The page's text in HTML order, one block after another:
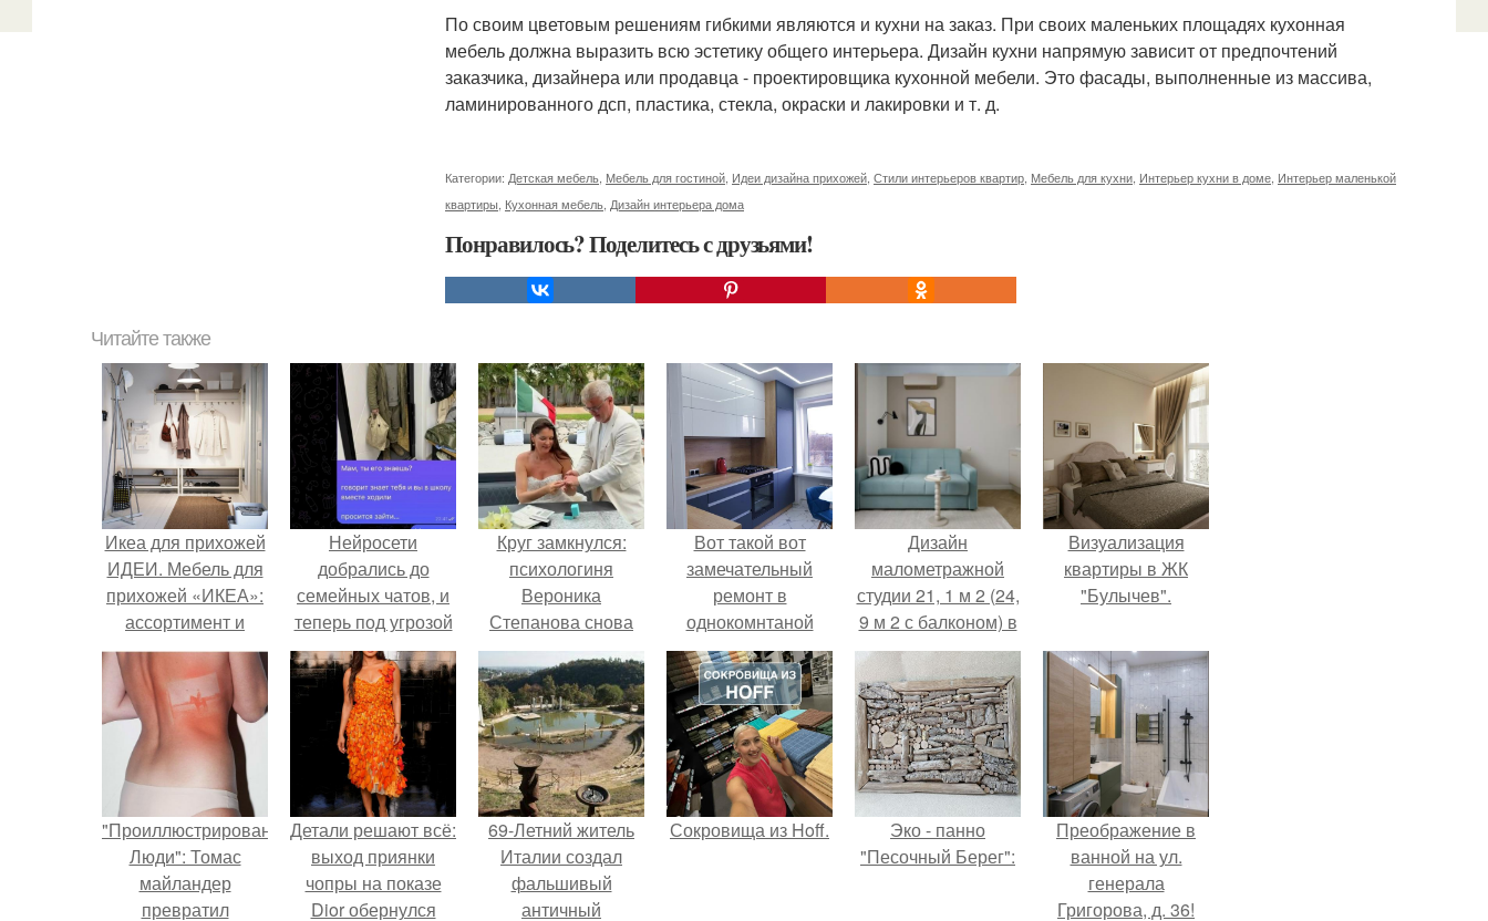
По своим цветовым решениям гибкими являются и кухни на заказ. При своих маленьких площадях кухонная
мебель должна выразить всю эстетику общего интерьера. Дизайн кухни напрямую зависит от предпочтений
заказчика, дизайнера или продавца - проектировщика кухонной мебели. Это фасады, выполненные из массива,
ламинированного дсп, пластика, стекла, окраски и лакировки и т. д.
Категории: Детская мебель Мебель для гостиной Идеи дизайна прихожей Стили интерьеров квартир Мебель для кухни Интерьер кухни в доме Интерьер маленькой
квартиры Кухонная мебель Дизайн интерьера дома
Понравилось? Поделитесь с друзьями!
Читайте также
Икеа для прихожей
ИДЕИ. Мебель для
прихожей «ИКЕА»:
ассортимент и
функциональные
особенности
Нейросети
добрались до
семейных чатов, и
теперь под угрозой
мамины нервы.
Круг замкнулся:
психологиня
Вероника
Степанова снова
вышла замуж за
собственного
бывшего мужа.
Вот такой вот
замечательный
ремонт в
однокомнтаной
квартире нашей
подписчицы.
Дизайн
малометражной
студии 21, 1 м 2 (24,
9 м 2 с балконом) в
Краснодаре.
Визуализация
квартиры в ЖК
"Булычев".
"Проиллюстрированные
Люди": Томас
майландер
превратил
Детали решают всё:
выход приянки
чопры на показе
Dior обернулся
69-Летний житель
Италии создал
фальшивый
античный
Сокровища из Hoff.
Эко - панно
"Песочный Берег":
Преображение в
ванной на ул.
генерала
Григорова, д. 36!